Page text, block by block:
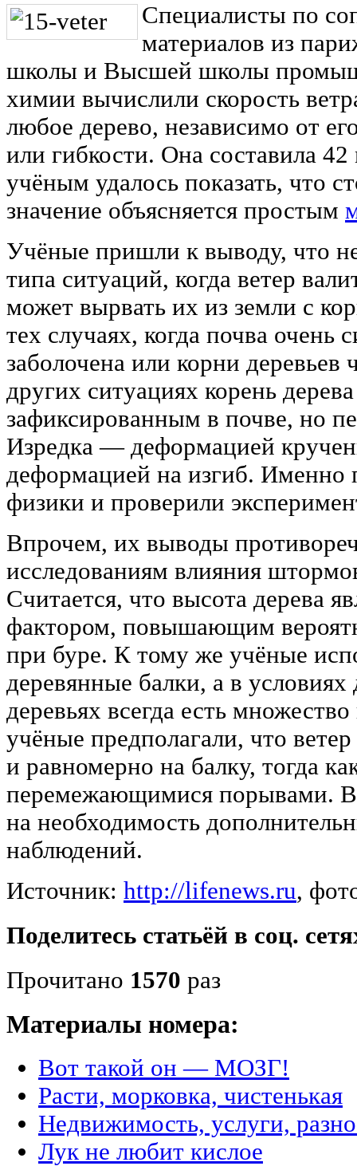
Специалисты по
материалов из
школы и Высшей школы
химии вычислили скорость
любое дерево, независимо от
или гибкости. Она составила
учёным удалось показать, что
значение объясняется простым
Учёные пришли к выводу, что
типа ситуаций, когда ветер
может вырвать их из земли с
тех случаях, когда почва очень
заболочена или корни
других ситуациях корень
зафиксированным в почве, но
Изредка — деформацией
деформацией на изгиб. Именно
физики и проверили
Впрочем, их выводы
исследованиям влияния
Считается, что высота дерева
фактором, повышающим
при буре. К тому же учёные
деревянные балки, а в
деревьях всегда есть
учёные предполагали, что
и равномерно на балку, тогда
перемежающимися порывами.
на необходимость
наблюдений.
Источник: http://lifenews.ru,
Поделитесь статьёй в соц.
Прочитано 1570 раз
Материалы номера:
Вот такой он — МОЗГ!
Расти, морковка, чистенькая
Недвижимость, услуги,
Лук не любит кислое